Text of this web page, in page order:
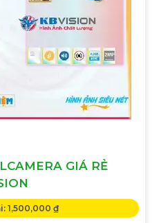
của bạn một cách
tư vấn chi tiết và giúp bạn
nhất với nhu cầu của
mẫu này. Nếu bạn cần
GIÁ RẺ
1,500,000 ₫